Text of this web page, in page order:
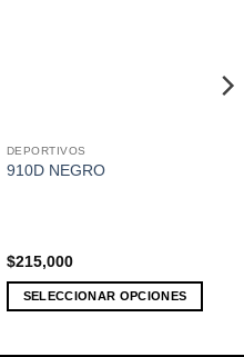
DEPORTIVOS
910D NEGRO
$215,000
SELECCIONAR OPCIONES
Este
producto
Las
opciones